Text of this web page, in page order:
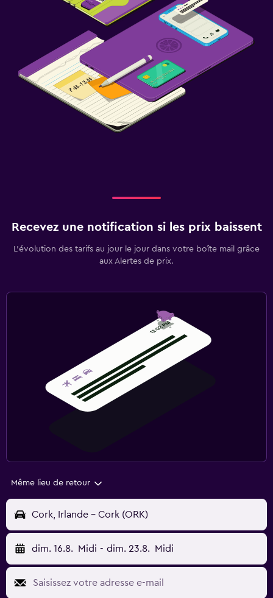
Recevez une notification si les prix baissent
L’évolution des tarifs au jour le jour dans votre boîte mail grâce
aux Alertes de prix.
Même lieu de retour
Cork, Irlande - Cork (ORK)
dim. 16.8. Midi - dim. 23.8. Midi